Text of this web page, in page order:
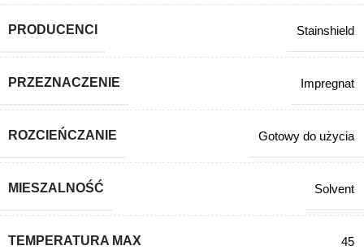
PRODUCENCI Stainshield
PRZEZNACZENIE Impregnat
ROZCIEŃCZANIE Gotowy do użycia
MIESZALNOŚĆ Solvent
TEMPERATURA MAX 45